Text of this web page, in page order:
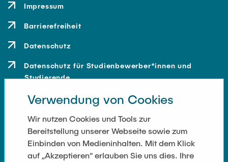
Impressum
Barrierefreiheit
Datenschutz
Datenschutz für Studienbewerber*innen und
Studierende
Kontakt
Anfahrt
Presse und Medien
Merchandise-Shop
Verwendung von Cookies
Wir nutzen Cookies und Tools zur
Bereitstellung unserer Webseite sowie zum
Einbinden von Medieninhalten. Mit dem Klick
auf „Akzeptieren“ erlauben Sie uns dies. Ihre